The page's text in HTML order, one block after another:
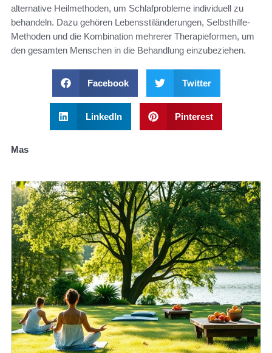
alternative Heilmethoden, um Schlafprobleme individuell zu
behandeln. Dazu gehören Lebensstiländerungen, Selbsthilfe-
Methoden und die Kombination mehrerer Therapieformen, um
den gesamten Menschen in die Behandlung einzubeziehen.
Facebook Twitter
LinkedIn Pinterest
Mas